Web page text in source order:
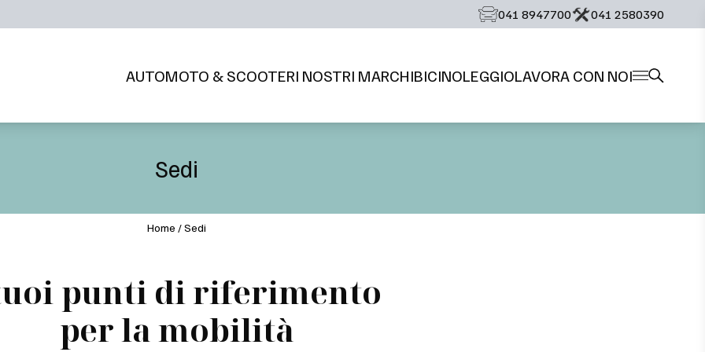
‭041 8947700‬ ‭041 2580390‬
AUTOMOTO & SCOOTERI NOSTRI MARCHIBICINOLEGGIOLAVORA CON NOI
Sedi
Home /Sedi
punti di riferimento
per la mobilità